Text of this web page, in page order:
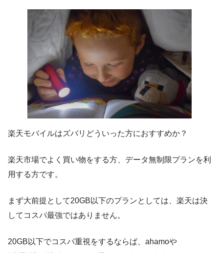
楽天モバイルはズバリどういった方におすすめか？
楽天市場でよく買い物をする方、データ無制限プランを利
用する方です。
まず大前提として20GB以下のプランとしては、楽天は決
してコスパ最強ではありません。
20GB以下でコスパ重視をするならば、ahamoや